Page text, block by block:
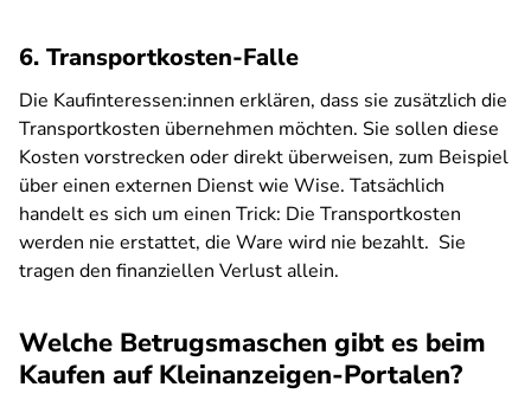
6. Transportkosten-Falle
Die Kaufinteressen:innen erklären, dass sie zusätzlich die
Transportkosten übernehmen möchten. Sie sollen diese
Kosten vorstrecken oder direkt überweisen, zum Beispiel
über einen externen Dienst wie Wise. Tatsächlich
handelt es sich um einen Trick: Die Transportkosten
werden nie erstattet, die Ware wird nie bezahlt. Sie
tragen den finanziellen Verlust allein.
Welche Betrugsmaschen gibt es beim
Kaufen auf Kleinanzeigen-Portalen?